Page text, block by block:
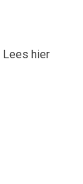
Lees hier